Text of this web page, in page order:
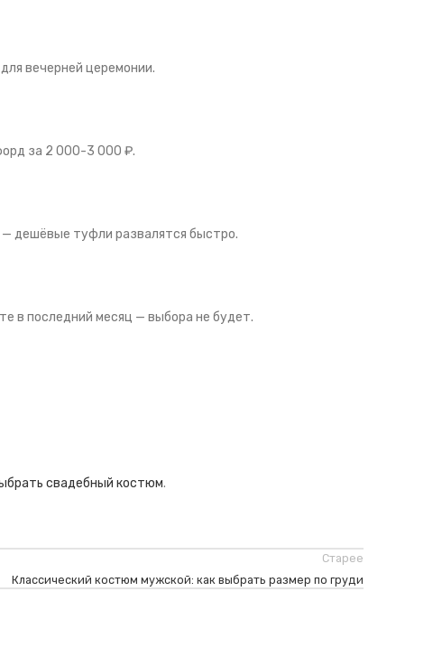
вечерней церемонии.
за 2 000-3 000 ₽.
дешёвые туфли развалятся быстро.
в последний месяц — выбора не будет.
свадебный костюм.
Старее
Классический костюм мужской: как выбрать размер по груди